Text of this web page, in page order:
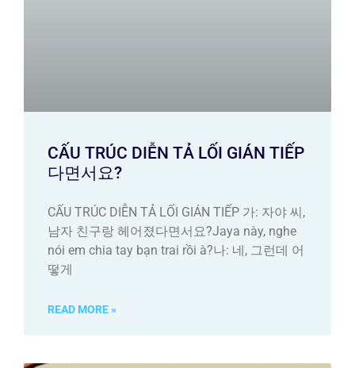
CẤU TRÚC DIỄN TẢ LỐI GIÁN TIẾP
다면서요?
CẤU TRÚC DIỄN TẢ LỐI GIÁN TIẾP 가: 자야 씨,
남자 친구랑 헤어졌다면서요?Jaya này, nghe
nói em chia tay bạn trai rồi à?나: 네, 그런데 어
떻게
READ MORE »